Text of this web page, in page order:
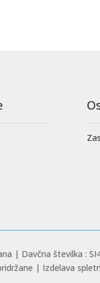
| Davčna številka :
| Izdelava